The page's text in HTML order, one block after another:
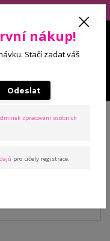
odesílat 17.8.2026!
0 Kč
nákup!
Stačí zadat váš
Odeslat
zpracování osobních
pro účely registrace.